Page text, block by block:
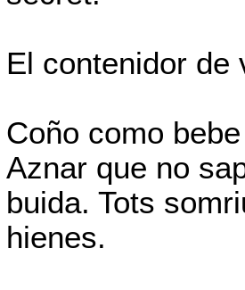
El contenidor de
Coño como
Aznar que no
buida. Tots
hienes.